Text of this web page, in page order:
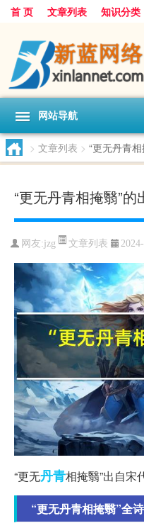
首 页 文章列表 知识分类
网站导航
> 文章列表 > “更无丹青
“更无丹青相掩翳”的
网友:jzg 文章列表
“更无丹青相掩翳”出自宋
“更无丹青相掩翳”全诗